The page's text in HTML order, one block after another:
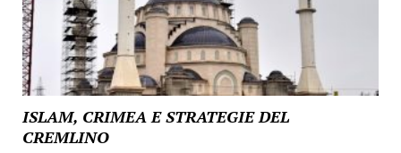
ISLAM, CRIMEA E STRATEGIE DEL
CREMLINO